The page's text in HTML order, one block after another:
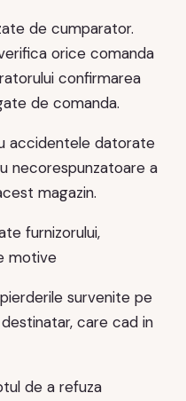
de cumparator.
orice comanda
confirmarea
de comanda.
accidentele datorate
necorespunzatoare a
magazin.
furnizorului,
motive
survenite pe
care cad in
de a refuza